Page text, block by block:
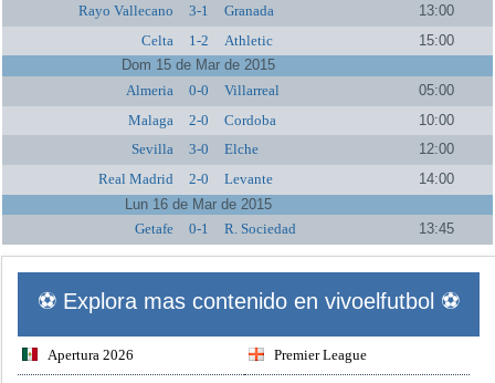
Rayo Vallecano
3-1 Granada
13:00
Celta
1-2 Athletic
15:00
Dom 15 de Mar de 2015
Almeria
0-0 Villarreal
05:00
Malaga
2-0 Cordoba
10:00
Sevilla
3-0 Elche
12:00
Real Madrid
2-0 Levante
14:00
Lun 16 de Mar de 2015
Getafe
0-1 R. Sociedad 13:45
⚽ Explora mas contenido en vivoelfutbol ⚽
Apertura 2026 Premier League